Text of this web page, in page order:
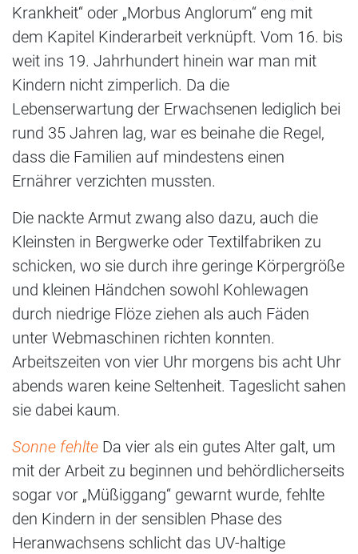
Krankheit“ oder „Morbus Anglorum“ eng mit
dem Kapitel Kinderarbeit verknüpft. Vom 16. bis
weit ins 19. Jahrhundert hinein war man mit
Kindern nicht zimperlich. Da die
Lebenserwartung der Erwachsenen lediglich bei
rund 35 Jahren lag, war es beinahe die Regel,
dass die Familien auf mindestens einen
Ernährer verzichten mussten.
Die nackte Armut zwang also dazu, auch die
Kleinsten in Bergwerke oder Textilfabriken zu
schicken, wo sie durch ihre geringe Körpergröße
und kleinen Händchen sowohl Kohlewagen
durch niedrige Flöze ziehen als auch Fäden
unter Webmaschinen richten konnten.
Arbeitszeiten von vier Uhr morgens bis acht Uhr
abends waren keine Seltenheit. Tageslicht sahen
sie dabei kaum.
Sonne fehlte Da vier als ein gutes Alter galt, um
mit der Arbeit zu beginnen und behördlicherseits
sogar vor „Müßiggang“ gewarnt wurde, fehlte
den Kindern in der sensiblen Phase des
Heranwachsens schlicht das UV-haltige